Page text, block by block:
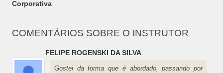
Corporativa
COMENTÁRIOS SOBRE O INSTRUTOR
FELIPE ROGENSKI DA SILVA:
Gostei da forma que é abordado, passando por